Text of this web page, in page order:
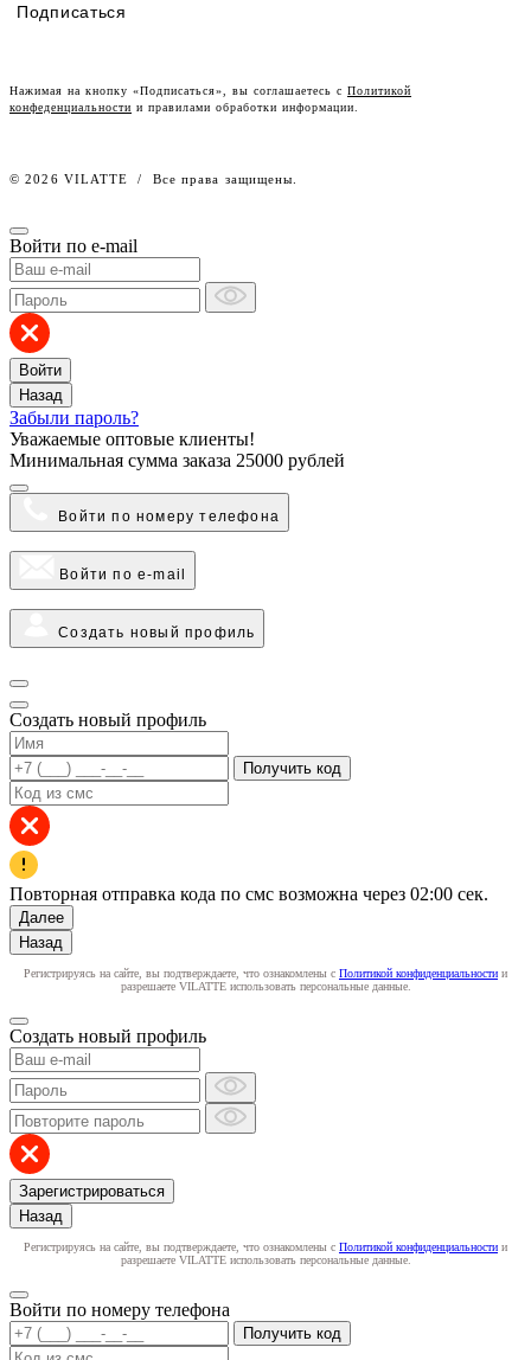
Lookbook
Работа в компании
Подписаться
Нажимая на кнопку «Подписаться», вы соглашаетесь с Политикой
конфеденциальности и правилами обработки информации.
© 2026 VILATTE / Все права защищены.
Войти по e-mail
Войти
Назад
Забыли пароль?
Уважаемые оптовые клиенты!
Минимальная сумма заказа 25000 рублей
Войти по номеру телефона
Войти по e-mail
Создать новый профиль
Создать новый профиль
Получить код
Повторная отправка кода по смс возможна через 02:00 сек.
Далее
Назад
Регистрируясь на сайте, вы подтверждаете, что ознакомлены с Политикой конфиденциальности и
разрешаете VILATTE использовать персональные данные.
Создать новый профиль
Зарегистрироваться
Назад
Регистрируясь на сайте, вы подтверждаете, что ознакомлены с Политикой конфиденциальности и
разрешаете VILATTE использовать персональные данные.
Войти по номеру телефона
Получить код